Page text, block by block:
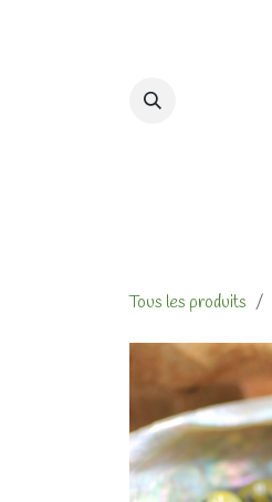
Tous les produits